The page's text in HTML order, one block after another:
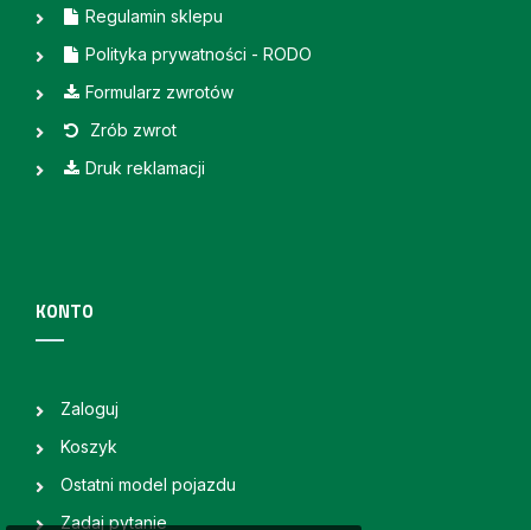
Regulamin sklepu
Polityka prywatności - RODO
Formularz zwrotów
Zrób zwrot
Druk reklamacji
KONTO
Zaloguj
Koszyk
Ostatni model pojazdu
Zadaj pytanie